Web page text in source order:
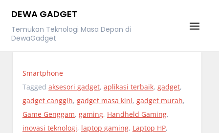
content
DEWA GADGET
Temukan Teknologi Masa Depan di
DewaGadget
Smartphone
Tagged aksesori gadget, aplikasi terbaik, gadget,
gadget canggih, gadget masa kini, gadget murah,
Game Genggam, gaming, Handheld Gaming,
inovasi teknologi, laptop gaming, Laptop HP,